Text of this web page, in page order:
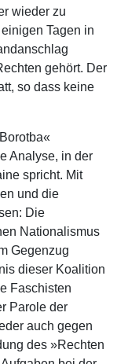
wieder zu
Tagen in
gehört. Der
so dass keine
Analyse, in der
spricht. Mit
und die
Die
Nationalismus
Gegenzug
dieser Koalition
Faschisten
Parole der
auch gegen
des »Rechten